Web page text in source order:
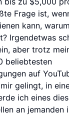
Frage ist,
kann,
Irgendetwas
aber trotz
beliebtesten
auf
gelingt, in
ich eines
an jemanden